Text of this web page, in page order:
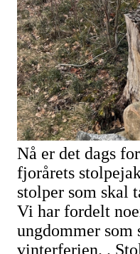
Nå er det dags
fjorårets
stolper som skal
Vi har fordelt
ungdommer
vinterferien. .